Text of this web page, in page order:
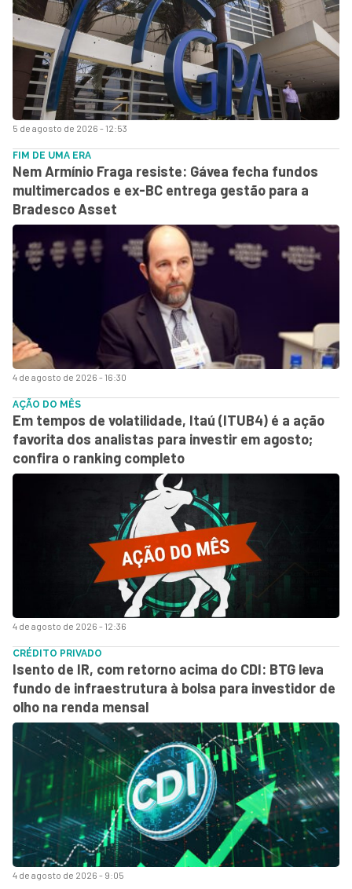
5 de agosto de 2026 - 12:53
4 de agosto de 2026 - 16:30
FIM DE UMA ERA
Nem Armínio Fraga resiste: Gávea fecha fundos
multimercados e ex-BC entrega gestão para a
Bradesco Asset
4 de agosto de 2026 - 12:36
AÇÃO DO MÊS
Em tempos de volatilidade, Itaú (ITUB4) é a ação
favorita dos analistas para investir em agosto;
confira o ranking completo
4 de agosto de 2026 - 9:05
CRÉDITO PRIVADO
Isento de IR, com retorno acima do CDI: BTG leva
fundo de infraestrutura à bolsa para investidor de
olho na renda mensal